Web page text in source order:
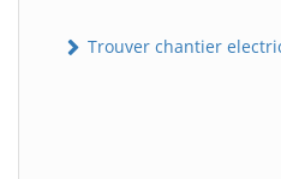
Trouver chantier